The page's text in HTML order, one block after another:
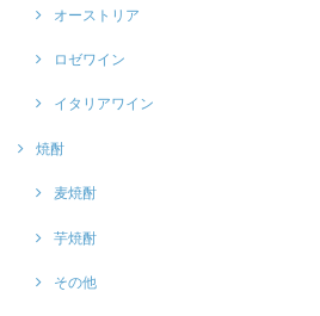
オーストリア
ロゼワイン
イタリアワイン
焼酎
麦焼酎
芋焼酎
その他